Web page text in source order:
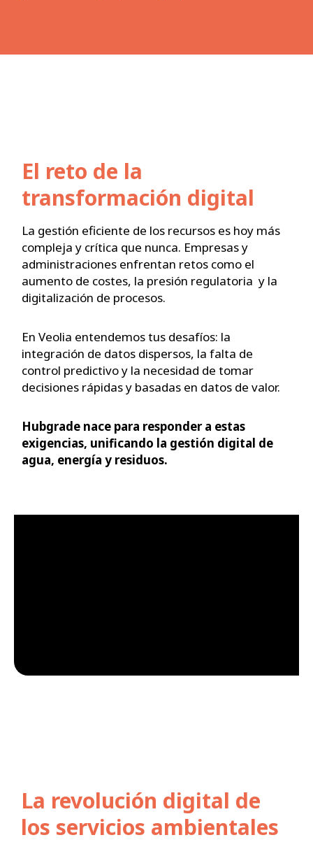
El reto de la
transformación digital
La gestión eficiente de los recursos es hoy más
compleja y crítica que nunca. Empresas y
administraciones enfrentan retos como el
aumento de costes, la presión regulatoria y la
digitalización de procesos.
En Veolia entendemos tus desafíos: la
integración de datos dispersos, la falta de
control predictivo y la necesidad de tomar
decisiones rápidas y basadas en datos de valor.
Hubgrade nace para responder a estas
exigencias, unificando la gestión digital de
agua, energía y residuos.
La revolución digital de
los servicios ambientales